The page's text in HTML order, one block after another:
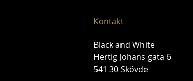
Kontakt
Black and White
Hertig Johans gata 6
541 30 Skövde